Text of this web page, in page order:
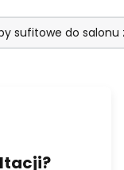
sufitowe do